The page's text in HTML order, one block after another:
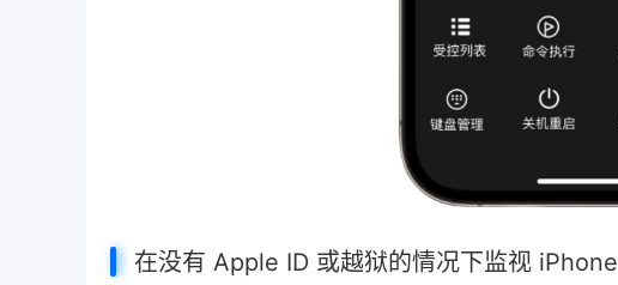
在没有 Apple ID 或越狱的情况下监视 iPhone